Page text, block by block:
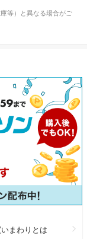
等）と異なる場合がご
まわりとは